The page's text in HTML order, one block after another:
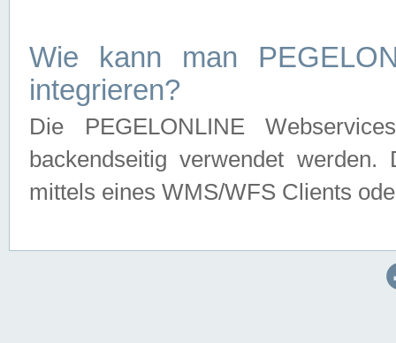
Wie kann man
integrieren?
Die PEGELONLINE
backendseitig verwendet
mittels eines WMS/WFS Clients